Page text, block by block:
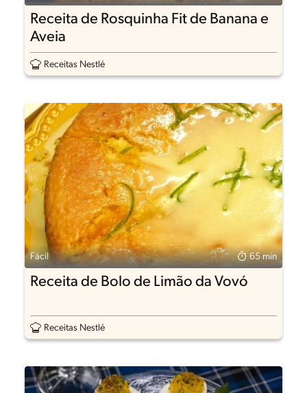
Receita de Rosquinha Fit de Banana e
Aveia
Receitas Nestlé
Fácil 65 min
Receita de Bolo de Limão da Vovó
Receitas Nestlé